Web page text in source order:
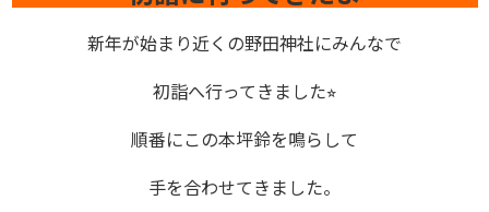
新年が始まり近くの野田神社にみんなで
初詣へ行ってきました⭐︎
順番にこの本坪鈴を鳴らして
手を合わせてきました。